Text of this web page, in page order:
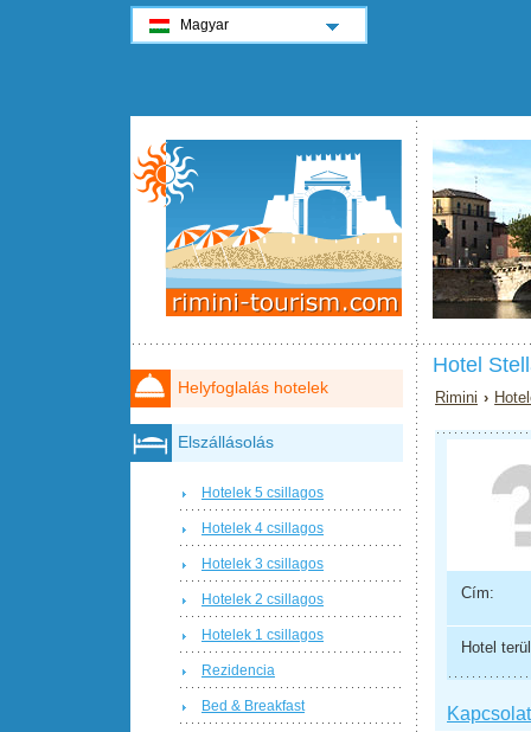
Hotel
Rimini ›
Cím:
Hotel
Helyfoglalás hotelek
Elszállásolás
Hotelek 5 csillagos
Hotelek 4 csillagos
Hotelek 3 csillagos
Hotelek 2 csillagos
Hotelek 1 csillagos
Rezidencia
Bed & Breakfast
Magyar